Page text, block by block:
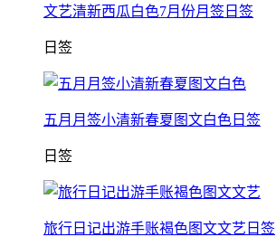
文艺清新西瓜白色7月份月签日签
日签
五月月签小清新春夏图文白色日签
日签
旅行日记出游手账褐色图文文艺日签